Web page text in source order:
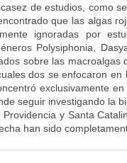
de estudios, como
que las algas
ignoradas por
Polysiphonia,
sobre las macroalgas
dos se enfocaron
exclusivamente
seguir investigando la
y Santa
han sido